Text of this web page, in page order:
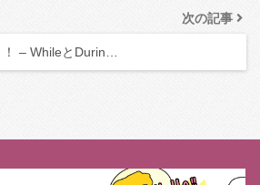
次の記事
！ – WhileとDurin…